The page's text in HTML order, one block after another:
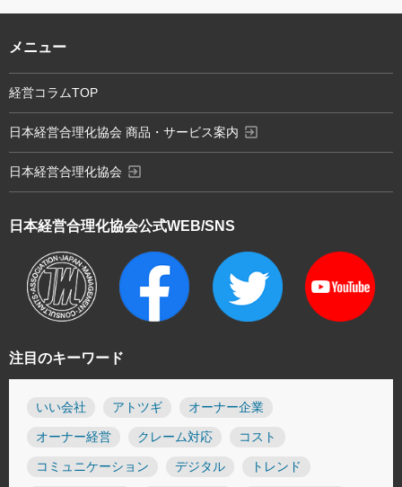
注目のキーワード
いい会社 アトツギ オーナー企業
オーナー経営 クレーム対応 コスト
コミュニケーション デジタル トレンド
日本経営合理化協会公式WEB/SNS
メニュー
経営コラムTOP
日本経営合理化協会 商品・サービス案内 exit_to_app
日本経営合理化協会 exit_to_app